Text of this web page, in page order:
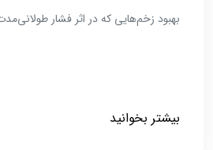
بهبود زخم‌هایی که در اثر فشار
بیشتر بخوانید